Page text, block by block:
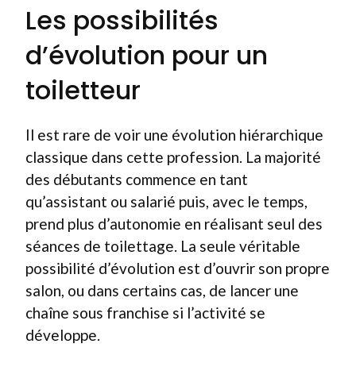
Les possibilités
d’évolution pour un
toiletteur
Il est rare de voir une évolution hiérarchique
classique dans cette profession. La majorité
des débutants commence en tant
qu’assistant ou salarié puis, avec le temps,
prend plus d’autonomie en réalisant seul des
séances de toilettage. La seule véritable
possibilité d’évolution est d’ouvrir son propre
salon, ou dans certains cas, de lancer une
chaîne sous franchise si l’activité se
développe.